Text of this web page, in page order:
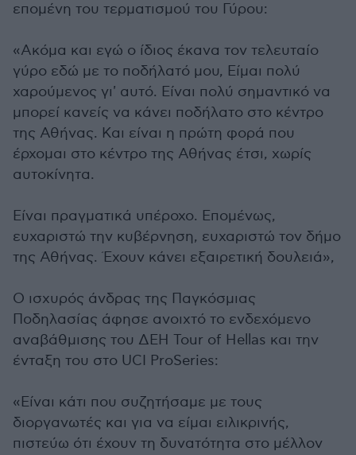
επομένη του τερματισμού του Γύρου:
«Ακόμα και εγώ ο ίδιος έκανα τον τελευταίο
γύρο εδώ με το ποδήλατό μου, Είμαι πολύ
χαρούμενος γι' αυτό. Είναι πολύ σημαντικό να
μπορεί κανείς να κάνει ποδήλατο στο κέντρο
της Αθήνας. Και είναι η πρώτη φορά που
έρχομαι στο κέντρο της Αθήνας έτσι, χωρίς
αυτοκίνητα.
Είναι πραγματικά υπέροχο. Επομένως,
ευχαριστώ την κυβέρνηση, ευχαριστώ τον δήμο
της Αθήνας. Έχουν κάνει εξαιρετική δουλειά»,
Ο ισχυρός άνδρας της Παγκόσμιας
Ποδηλασίας άφησε ανοιχτό το ενδεχόμενο
αναβάθμισης του ΔΕΗ Tour of Hellas και την
ένταξη του στο UCI ProSeries:
«Είναι κάτι που συζητήσαμε με τους
διοργανωτές και για να είμαι ειλικρινής,
πιστεύω ότι έχουν τη δυνατότητα στο μέλλον